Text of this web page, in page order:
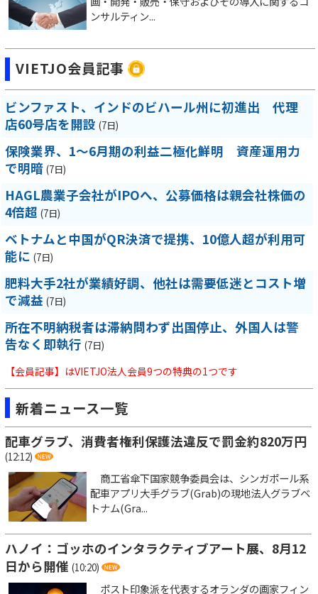
ンサルティン...
VIETJO会員記事
ビンファスト、インドのビハール州に初進出 代理
店60号店を開設 (7日)
保険業界、1～6月期の利益二極化鮮明 資産運用力
で明暗 (7日)
HAGL農業子会社がIPOへ、公募価格は親会社株価の
4倍超 (7日)
ベトナムと中国がQR決済で提携、10億人超が利用可
能に (7日)
肥料大手2社が業績好調、他社は需要低迷とコスト増
で減益 (7日)
所在不明納税者は滞納問わず出国停止、外国人は警
告なく即執行 (7日)
【会員記事】はVIETJO法人会員9つの特典の1つです
新着ニュース一覧
配車グラブ、消費者権利保護法違反で罰金約820万円
(12:12)
商工省傘下国家競争委員会は、シンガポール系
配車アプリ大手グラブ(Grab)の現地法人グラブベ
トナム(Gra...
ハノイ：ゴッホのインタラクティブアート展、8月12
日から開催 (10:20)
ポスト印象派を代表するオランダの画家フィン